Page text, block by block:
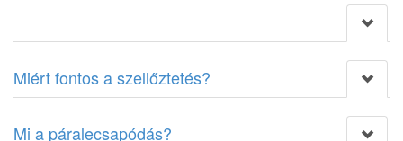
Miért fontos a szellőztetés?
Mi a páralecsapódás?